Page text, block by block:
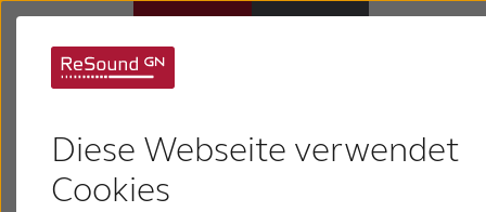
Diese Webseite verwendet
Cookies
Hörverlust
schwerhörigkeit?